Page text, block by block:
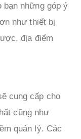
bạn những góp ý
như thiết bị
địa điểm
cung cấp cho
cũng như
quản lý. Các